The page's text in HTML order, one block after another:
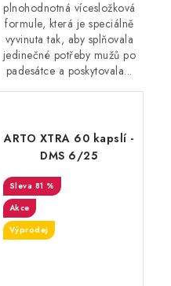
plnohodnotná vícesložková
formule, která je speciálně
vyvinuta tak, aby splňovala
jedinečné potřeby mužů po
padesátce a poskytovala...
ARTO XTRA 60 kapslí -
DMS 6/25
81 %
Akce
Výprodej